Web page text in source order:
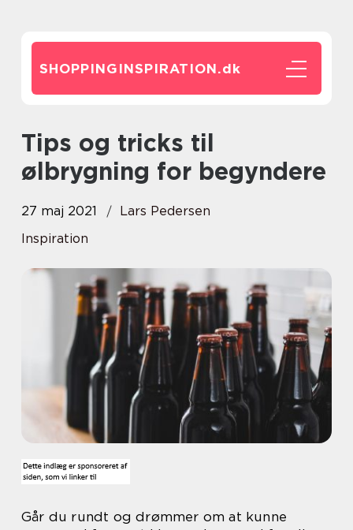
SHOPPINGINSPIRATION.dk
Tips og tricks til
ølbrygning for begyndere
27 maj 2021
Lars Pedersen
Inspiration
Går du rundt og drømmer om at kunne